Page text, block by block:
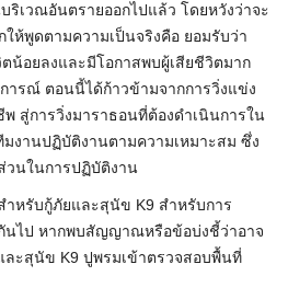
ริเวณอันตรายออกไปแล้ว โดยหวังว่าจะ
ห้พูดตามความเป็นจริงคือ ยอมรับว่า
น้อยลงและมีโอกาสพบผู้เสียชีวิตมาก
ารณ์ ตอนนี้ได้ก้าวข้ามจากการวิ่งแข่ง
พ สู่การวิ่งมาราธอนที่ต้องดำเนินการใน
มงานปฏิบัติงานตามความเหมาะสม ซึ่ง
วนในการปฏิบัติงาน
หรับกู้ภัยและสุนัข K9 สำหรับการ
ไป หากพบสัญญาณหรือข้อบ่งชี้ว่าอาจ
ะสุนัข K9 ปูพรมเข้าตรวจสอบพื้นที่